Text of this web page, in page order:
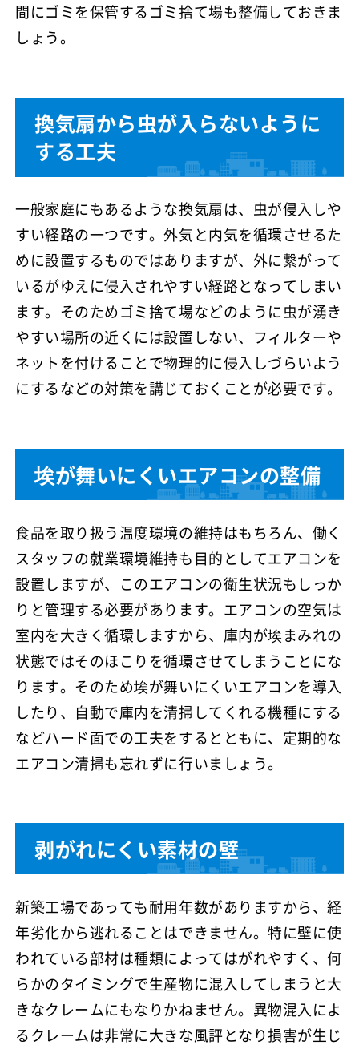
間にゴミを保管するゴミ捨て場も整備しておきま
しょう。
換気扇から虫が入らないように
する工夫
一般家庭にもあるような換気扇は、虫が侵入しや
すい経路の一つです。外気と内気を循環させるた
めに設置するものではありますが、外に繋がって
いるがゆえに侵入されやすい経路となってしまい
ます。そのためゴミ捨て場などのように虫が湧き
やすい場所の近くには設置しない、フィルターや
ネットを付けることで物理的に侵入しづらいよう
にするなどの対策を講じておくことが必要です。
埃が舞いにくいエアコンの整備
食品を取り扱う温度環境の維持はもちろん、働く
スタッフの就業環境維持も目的としてエアコンを
設置しますが、このエアコンの衛生状況もしっか
りと管理する必要があります。エアコンの空気は
室内を大きく循環しますから、庫内が埃まみれの
状態ではそのほこりを循環させてしまうことにな
ります。そのため埃が舞いにくいエアコンを導入
したり、自動で庫内を清掃してくれる機種にする
などハード面での工夫をするとともに、定期的な
エアコン清掃も忘れずに行いましょう。
剥がれにくい素材の壁
新築工場であっても耐用年数がありますから、経
年劣化から逃れることはできません。特に壁に使
われている部材は種類によってはがれやすく、何
らかのタイミングで生産物に混入してしまうと大
きなクレームにもなりかねません。異物混入によ
るクレームは非常に大きな風評となり損害が生じ